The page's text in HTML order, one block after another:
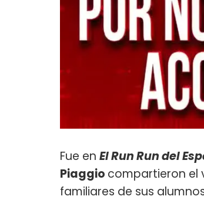
Fue en El Run Run del
Piaggio compartieron el
familiares de sus